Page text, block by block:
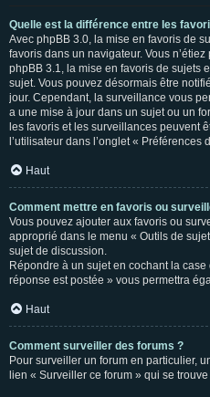
Quelle est la différence entre les
Avec phpBB 3.0, la mise en favoris de
favoris dans un navigateur. Vous
phpBB 3.1, la mise en favoris de sujets
sujet. Vous pouvez désormais être
jour. Cependant, la surveillance vous
a une mise à jour dans un sujet ou un
les favoris et les surveillances peuvent
l’utilisateur dans l’onglet « Préférences
Haut
Comment mettre en favoris ou
Vous pouvez ajouter aux favoris ou
approprié dans le menu « Outils de
sujet de discussion.
Répondre à un sujet en cochant la case
réponse est postée » vous permettra
Haut
Comment surveiller des forums ?
Pour surveiller un forum en particulier,
lien « Surveiller ce forum » qui se